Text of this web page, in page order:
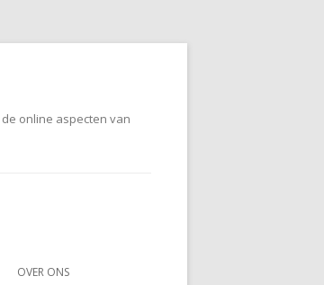
online aspecten van
OVER ONS